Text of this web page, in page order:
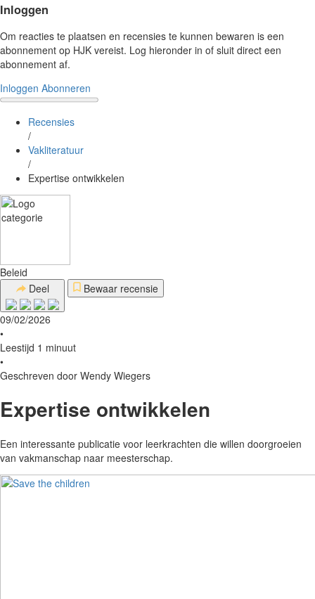
Inloggen
Om reacties te plaatsen en recensies te kunnen bewaren is een
abonnement op HJK vereist. Log hieronder in of sluit direct een
abonnement af.
Inloggen Abonneren
Recensies
/
Vakliteratuur
/
Expertise ontwikkelen
Beleid
Deel
Bewaar recensie
09/02/2026
•
Leestijd 1 minuut
•
Geschreven door Wendy Wiegers
Expertise ontwikkelen
Een interessante publicatie voor leerkrachten die willen doorgroeien
van vakmanschap naar meesterschap.